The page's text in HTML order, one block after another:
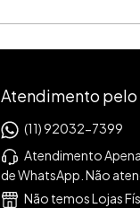
Atendimento
(11) 92032-7399
Atendimento
de WhatsApp. Não
Não temos Lojas